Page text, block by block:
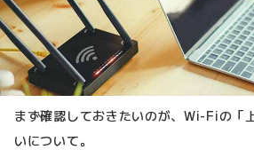
まず確認しておきたいのが、Wi-Fiの「
いについて。